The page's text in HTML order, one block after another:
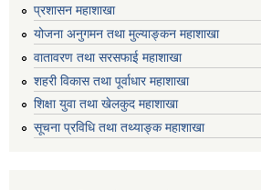
प्रशासन महाशाखा
योजना अनुगमन तथा मुल्याङ्कन महाशाखा
वातावरण तथा सरसफाई महाशाखा
शहरी विकास तथा पूर्वाधार महाशाखा
शिक्षा युवा तथा खेलकुद महाशाखा
सूचना प्रविधि तथा तथ्याङ्क महाशाखा